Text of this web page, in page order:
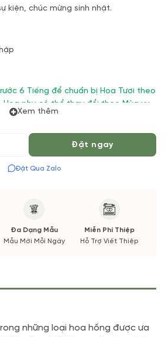
kiện, chúc mừng sinh nhật.
6 Tiếng để chuẩn bị Hoa Tươi theo
phụ có thể thay đổi theo Mùa vụ.
phong cách cắm, tone màu sắc. Nếu
cắm.
Xem thêm
Đặt ngay
Đặt Qua Zalo
Đa Dạng Mẫu
Mẫu Mới Mỗi Ngày
Miễn Phí Thiệp
Hỗ Trợ Viết Thiệp
những loại hoa hồng được ưa